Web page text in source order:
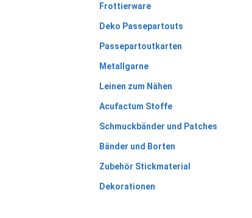
Frottierware
Deko Passepartouts
Passepartoutkarten
Metallgarne
Leinen zum Nähen
Acufactum Stoffe
Schmuckbänder und Patches
Bänder und Borten
Zubehör Stickmaterial
Dekorationen